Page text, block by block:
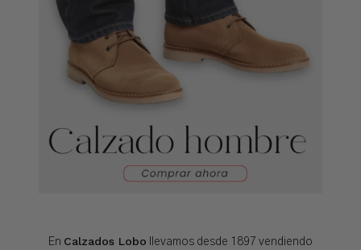
En Calzados Lobo llevamos desde 1897 vendiendo